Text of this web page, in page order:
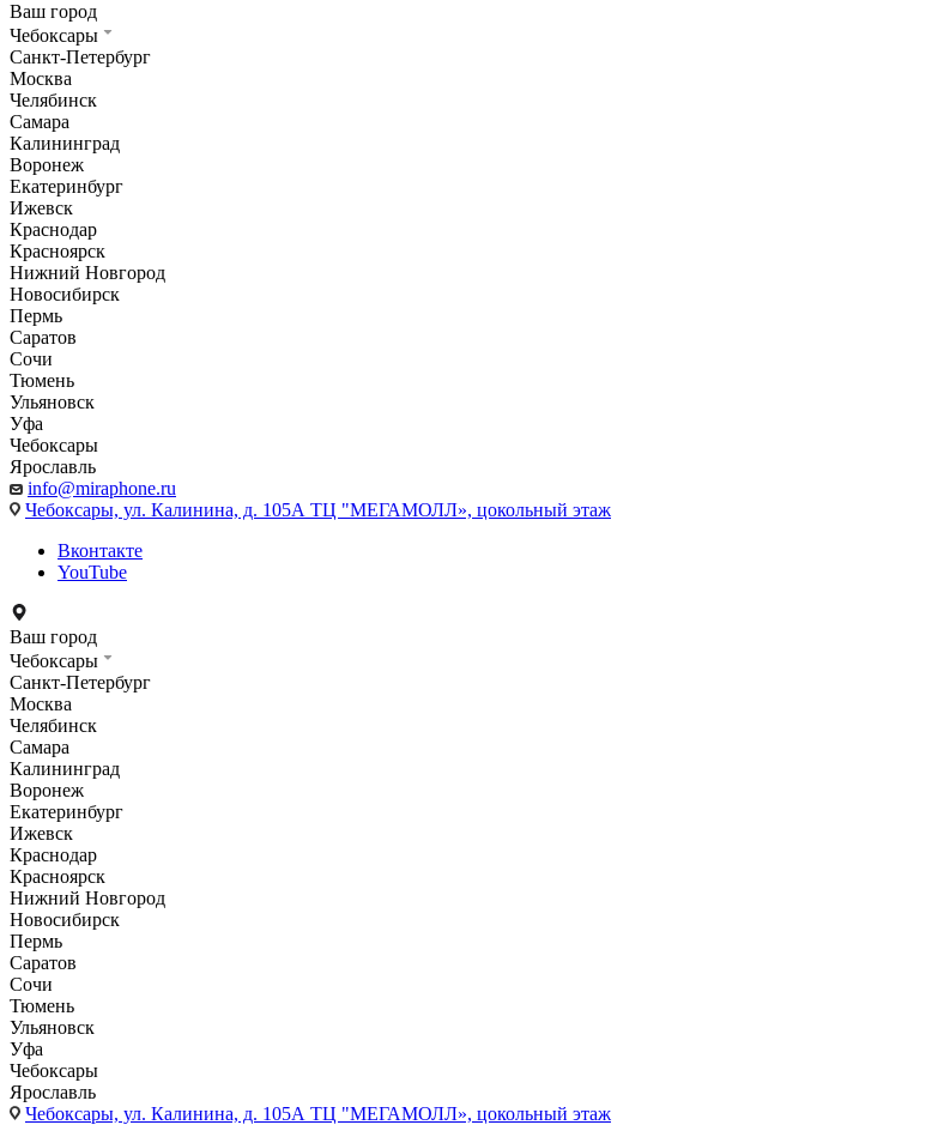
Ваш город
Чебоксары
Санкт-Петербург
Москва
Челябинск
Самара
Калининград
Воронеж
Екатеринбург
Ижевск
Краснодар
Красноярск
Нижний Новгород
Новосибирск
Пермь
Саратов
Сочи
Тюмень
Ульяновск
Уфа
Чебоксары
Ярославль
info@miraphone.ru
Чебоксары, ул. Калинина, д. 105А ТЦ "МЕГАМОЛЛ», цокольный этаж
Вконтакте
YouTube
Ваш город
Чебоксары
Санкт-Петербург
Москва
Челябинск
Самара
Калининград
Воронеж
Екатеринбург
Ижевск
Краснодар
Красноярск
Нижний Новгород
Новосибирск
Пермь
Саратов
Сочи
Тюмень
Ульяновск
Уфа
Чебоксары
Ярославль
Чебоксары, ул. Калинина, д. 105А ТЦ "МЕГАМОЛЛ», цокольный этаж